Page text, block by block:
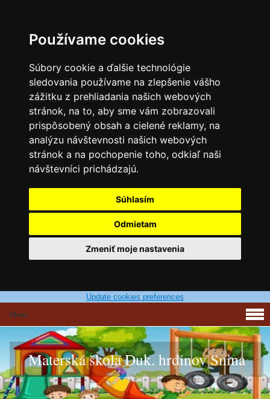
Používame cookies
Súbory cookie a ďalšie technológie
sledovania používame na zlepšenie vášho
zážitku z prehliadania našich webových
stránok, na to, aby sme vám zobrazovali
prispôsobený obsah a cielené reklamy, na
analýzu návštevnosti našich webových
stránok a na pochopenie toho, odkiaľ naši
návštevníci prichádzajú.
Súhlasím
Odmietam
Zmeniť moje nastavenia
Update cookies preferences
Materská škola Duk. hrdinov Snina
Menu